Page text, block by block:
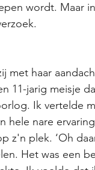
wordt. Maar
met haar
11-jarig meisje
Ik vertelde
hele nare
z'n plek. ‘Oh
Het was een